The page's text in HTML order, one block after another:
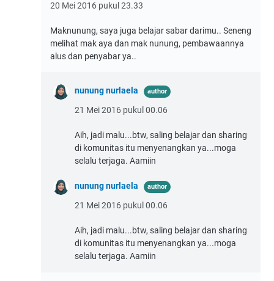
20 Mei 2016 pukul 23.33
Maknunung, saya juga belajar sabar darimu.. Seneng
melihat mak aya dan mak nunung, pembawaannya
alus dan penyabar ya..
nunung nurlaela
21 Mei 2016 pukul 00.06
Aih, jadi malu...btw, saling belajar dan sharing
di komunitas itu menyenangkan ya...moga
selalu terjaga. Aamiin
nunung nurlaela
21 Mei 2016 pukul 00.06
Aih, jadi malu...btw, saling belajar dan sharing
di komunitas itu menyenangkan ya...moga
selalu terjaga. Aamiin